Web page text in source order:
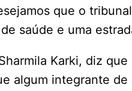
que o
saúde e uma
Karki, diz
algum integrante